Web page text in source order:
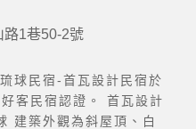
路1巷50-2號
球民宿-首瓦設計民宿於
客民宿認證。 首瓦設計
建築外觀為斜屋頂、白